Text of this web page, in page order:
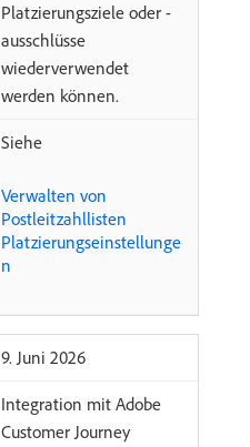
Platzierungsziele oder -
ausschlüsse
wiederverwendet
werden können.
Siehe
Verwalten von
Postleitzahllisten
Platzierungseinstellunge
n
​9. Juni 2026
Integration mit Adobe
Customer Journey